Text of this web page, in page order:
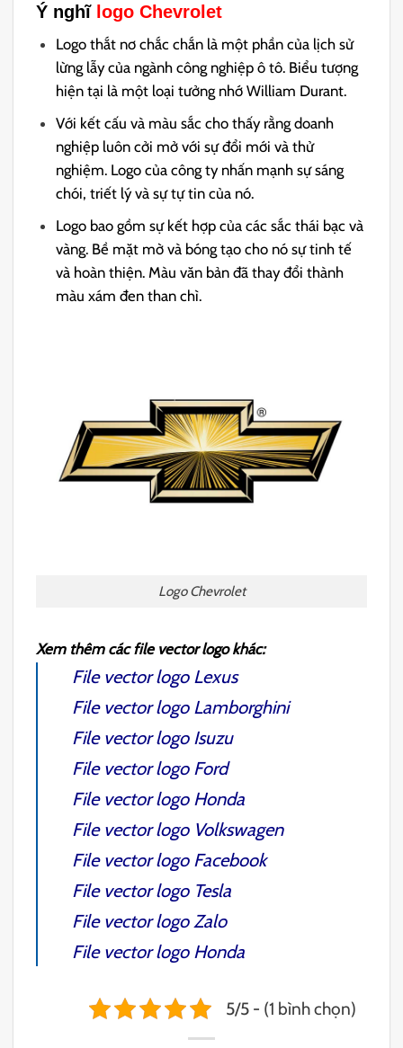
Ý nghĩ logo Chevrolet
Logo thắt nơ chắc chắn là một phần của lịch sử
lừng lẫy của ngành công nghiệp ô tô. Biểu tượng
hiện tại là một loại tưởng nhớ William Durant.
Với kết cấu và màu sắc cho thấy rằng doanh
nghiệp luôn cởi mở với sự đổi mới và thử
nghiệm. Logo của công ty nhấn mạnh sự sáng
chói, triết lý và sự tự tin của nó.
Logo bao gồm sự kết hợp của các sắc thái bạc và
vàng. Bề mặt mờ và bóng tạo cho nó sự tinh tế
và hoàn thiện. Màu văn bản đã thay đổi thành
màu xám đen than chì.
Logo Chevrolet
Xem thêm các file vector logo khác:
File vector logo Lexus
File vector logo Lamborghini
File vector logo Isuzu
File vector logo Ford
File vector logo Honda
File vector logo Volkswagen
File vector logo Facebook
File vector logo Tesla
File vector logo Zalo
File vector logo Honda
5/5 - (1 bình chọn)